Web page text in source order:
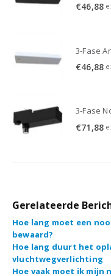
€46,88
€46,88
3-Fase
€71,88
Gerelateerde
Hoe lang moet een
bewaard?
Hoe lang duurt het
vluchtwegverlichting
Hoe vaak moet ik